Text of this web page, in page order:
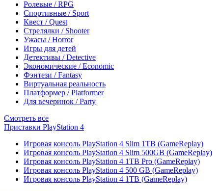
Ролевые / RPG
Спортивные / Sport
Квест / Quest
Стрелялки / Shooter
Ужасы / Horror
Игры для детей
Детективы / Detective
Экономические / Economic
Фэнтези / Fantasy
Виртуальная реальность
Платформер / Platformer
Для вечеринок / Party
Смотреть все
Приставки PlayStation 4
Игровая консоль PlayStation 4 Slim 1TB (GameReplay)
Игровая консоль PlayStation 4 Slim 500GB (GameReplay)
Игровая консоль PlayStation 4 1TB Pro (GameReplay)
Игровая консоль PlayStation 4 500 GB (GameReplay)
Игровая консоль PlayStation 4 1TB (GameReplay)